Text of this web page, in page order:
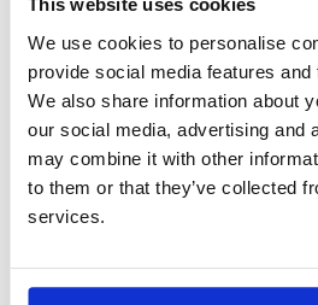
This website uses cookies
We use cookies to personalise
provide social media features
We also share information about
our social media, advertising and
may combine it with other
to them or that they’ve collected
services.
Suites